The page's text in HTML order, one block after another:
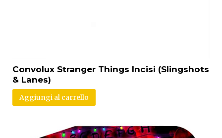
Convolux Stranger Things Incisi (Slingshots
& Lanes)
Aggiungi al carrello